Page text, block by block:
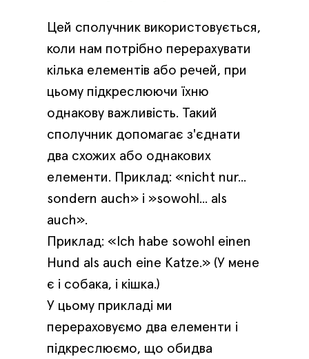
Цей сполучник використовується,
коли нам потрібно перерахувати
кілька елементів або речей, при
цьому підкреслюючи їхню
однакову важливість. Такий
сполучник допомагає з'єднати
два схожих або однакових
елементи. Приклад: «nicht nur...
sondern auch» і »sowohl... als
auch».
Приклад: «Ich habe sowohl einen
Hund als auch eine Katze.» (У мене
є і собака, і кішка.)
У цьому прикладі ми
перераховуємо два елементи і
підкреслюємо, що обидва